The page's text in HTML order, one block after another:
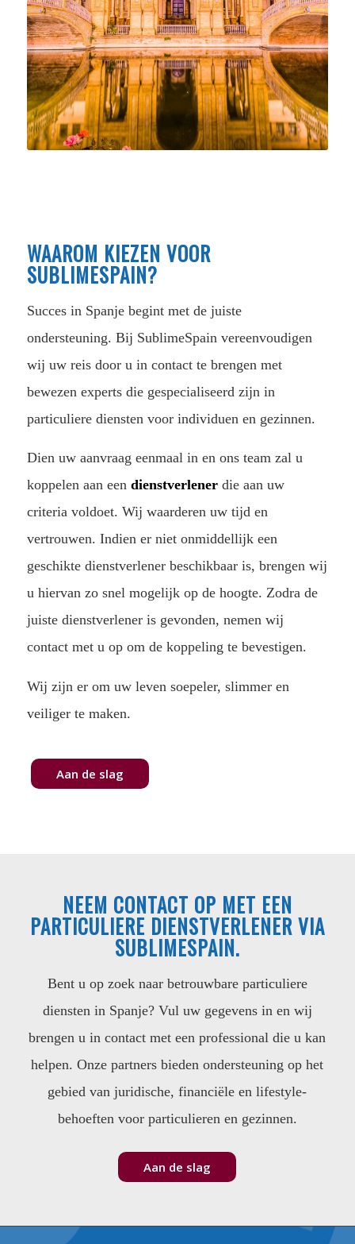
WAAROM KIEZEN VOOR
SUBLIMESPAIN?
Succes in Spanje begint met de juiste
ondersteuning. Bij SublimeSpain vereenvoudigen
wij uw reis door u in contact te brengen met
bewezen experts die gespecialiseerd zijn in
particuliere diensten voor individuen en gezinnen.
Dien uw aanvraag eenmaal in en ons team zal u
koppelen aan een dienstverlener die aan uw
criteria voldoet. Wij waarderen uw tijd en
vertrouwen. Indien er niet onmiddellijk een
geschikte dienstverlener beschikbaar is, brengen wij
u hiervan zo snel mogelijk op de hoogte. Zodra de
juiste dienstverlener is gevonden, nemen wij
contact met u op om de koppeling te bevestigen.
Wij zijn er om uw leven soepeler, slimmer en
veiliger te maken.
Aan de slag
NEEM CONTACT OP MET EEN
PARTICULIERE DIENSTVERLENER VIA
SUBLIMESPAIN.
Bent u op zoek naar betrouwbare particuliere
diensten in Spanje? Vul uw gegevens in en wij
brengen u in contact met een professional die u kan
helpen. Onze partners bieden ondersteuning op het
gebied van juridische, financiële en lifestyle-
behoeften voor particulieren en gezinnen.
Aan de slag